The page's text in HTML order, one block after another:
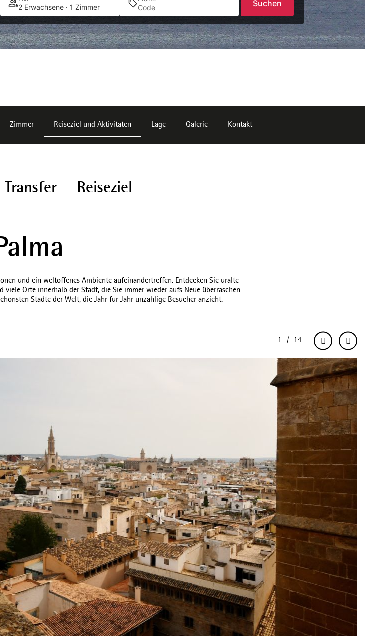
2 Erwachsene · 1 Zimmer Suchen
Zimmer Reiseziel und Aktivitäten Lage Galerie Kontakt
Transfer Reiseziel
und ein weltoffenes Ambiente aufeinandertreffen. Entdecken Sie uralte
Orte innerhalb der Stadt, die Sie immer wieder aufs Neue überraschen
Städte der Welt, die Jahr für Jahr unzählige Besucher anzieht.